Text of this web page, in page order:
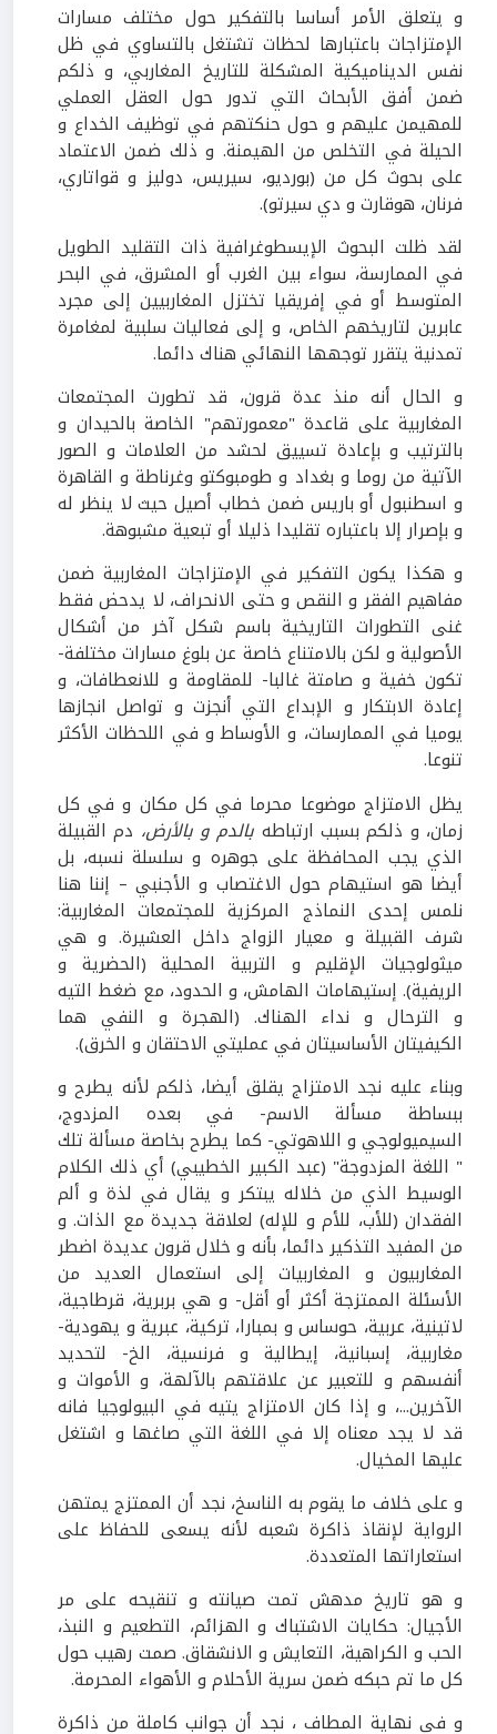
و يتعلق الأمر أساسا بالتفكير حول مختلف مسارات
الإمتزاجات باعتبارها لحظات تشتغل بالتساوي في ظل
نفس الديناميكية المشكلة للتاريخ المغاربي، و ذلكم
ضمن أفق الأبحاث التي تدور حول العقل العملي
للمهيمن عليهم و حول حنكتهم في توظيف الخداع و
الحيلة في التخلص من الهيمنة. و ذلك ضمن الاعتماد
على بحوث كل من (بورديو، سيريس، دوليز و قواتاري،
فرنان، هوقارت و دي سيرتو).
لقد ظلت البحوث الإيسطوغرافية ذات التقليد الطويل
في الممارسة، سواء بين الغرب أو المشرق، في البحر
المتوسط أو في إفريقيا تختزل المغاربيين إلى مجرد
عابرين لتاريخهم الخاص، و إلى فعاليات سلبية لمغامرة
تمدنية يتقرر توجهها النهائي هناك دائما.
و الحال أنه منذ عدة قرون، قد تطورت المجتمعات
المغاربية على قاعدة "معمورتهم" الخاصة بالحيدان و
بالترتيب و بإعادة تسييق لحشد من العلامات و الصور
الآتية من روما و بغداد و طومبوكتو وغرناطة و القاهرة
و اسطنبول أو باريس ضمن خطاب أصيل حيث لا ينظر له
و بإصرار إلا باعتباره تقليدا ذليلا أو تبعية مشبوهة.
و هكذا يكون التفكير في الإمتزاجات المغاربية ضمن
مفاهيم الفقر و النقص و حتى الانحراف، لا يدحض فقط
غنى التطورات التاريخية باسم شكل آخر من أشكال
الأصولية و لكن بالامتناع خاصة عن بلوغ مسارات مختلفة-
تكون خفية و صامتة غالبا- للمقاومة و للانعطافات، و
إعادة الابتكار و الإبداع التي أنجزت و تواصل انجازها
يوميا في الممارسات، و الأوساط و في اللحظات الأكثر
تنوعا.
يظل الامتزاج موضوعا محرما في كل مكان و في كل
زمان، و ذلكم بسبب ارتباطه بالدم و بالأرض، دم القبيلة
الذي يجب المحافظة على جوهره و سلسلة نسبه، بل
أيضا هو استيهام حول الاغتصاب و الأجنبي – إننا هنا
نلمس إحدى النماذج المركزية للمجتمعات المغاربية:
شرف القبيلة و معيار الزواج داخل العشيرة. و هي
ميثولوجيات الإقليم و التربية المحلية (الحضرية و
الريفية). إستيهامات الهامش، و الحدود، مع ضغط التيه
و الترحال و نداء الهناك. (الهجرة و النفي هما
الكيفيتان الأساسيتان في عمليتي الاحتقان و الخرق).
وبناء عليه نجد الامتزاج يقلق أيضا، ذلكم لأنه يطرح و
ببساطة مسألة الاسم- في بعده المزدوج،
السيميولوجي و اللاهوتي- كما يطرح بخاصة مسألة تلك
" اللغة المزدوجة" (عبد الكبير الخطيبي) أي ذلك الكلام
الوسيط الذي من خلاله يبتكر و يقال في لذة و ألم
الفقدان (للأب، للأم و للإله) لعلاقة جديدة مع الذات. و
من المفيد التذكير دائما، بأنه و خلال قرون عديدة اضطر
المغاربيون و المغاربيات إلى استعمال العديد من
الأسئلة الممتزجة أكثر أو أقل- و هي بربرية، قرطاجية،
لاتينية، عربية، حوساس و بمبارا، تركية، عبرية و يهودية-
مغاربية، إسبانية، إيطالية و فرنسية، الخ- لتحديد
أنفسهم و للتعبير عن علاقتهم بالآلهة، و الأموات و
الآخرين...، و إذا كان الامتزاج يتيه في البيولوجيا فانه
قد لا يجد معناه إلا في اللغة التي صاغها و اشتغل
عليها المخيال.
و على خلاف ما يقوم به الناسخ، نجد أن الممتزج يمتهن
الرواية لإنقاذ ذاكرة شعبه لأنه يسعى للحفاظ على
استعاراتها المتعددة.
و هو تاريخ مدهش تمت صيانته و تنقيحه على مر
الأجيال: حكايات الاشتباك و الهزائم، التطعيم و النبذ،
الحب و الكراهية، التعايش و الانشقاق. صمت رهيب حول
كل ما تم حبكه ضمن سرية الأحلام و الأهواء المحرمة.
و في نهاية المطاف ، نجد أن جوانب كاملة من ذاكرة